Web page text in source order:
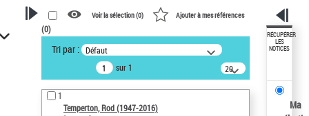
VOTRE RECHERCHE
Recherche avancée dans les
notices d’autorité
Œuvres liées à l'auteur :
Temperton, Rod (1947-2016)
Voir la sélection (0) Ajouter à mes références
(0)
Tri par : Défaut
sur 1
20
résultats/page
1
Temperton, Rod (1947-2016)
RÉCUPÉRER
LES
NOTICES
Ma